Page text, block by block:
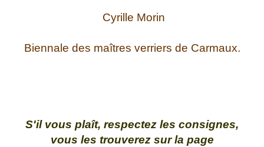
Cyrille Morin
Biennale des maîtres verriers de Carmaux.
S'il vous plaît, respectez les consignes,
vous les trouverez sur la page